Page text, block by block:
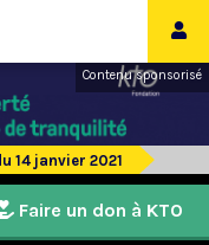
Contenu sponsorisé
14 janvier 2021
Faire un don à KTO